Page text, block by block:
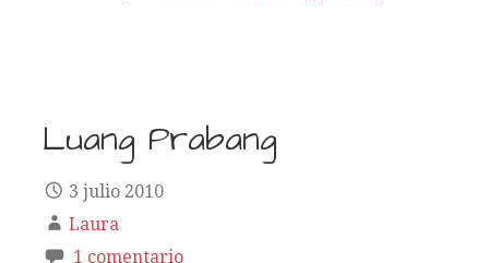
Luang Prabang
3 julio 2010
Laura
1 comentario